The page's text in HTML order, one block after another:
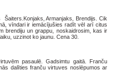
Armanjaks, Brendijs. Cik
vīndari ir iemācījušies radīt vēl arī citus
brendiju un grappu, noskaidrosim, kas ir
uzzinot ko jaunu. Cena 30.
pasaulē. Gadsimtu gaitā. Franču
dalīties franču virtuves noslēpumos ar